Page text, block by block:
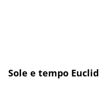
Sole e tempo Euclid